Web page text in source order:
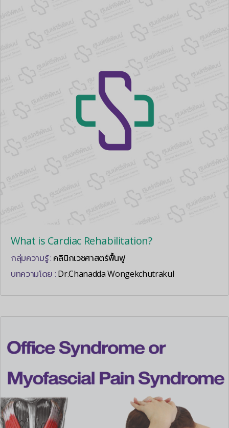
What is Cardiac Rehabilitation?
กลุ่มความรู้ : คลินิกเวชศาสตร์ฟื้นฟู
บทความโดย : Dr.Chanadda Wongekchutrakul